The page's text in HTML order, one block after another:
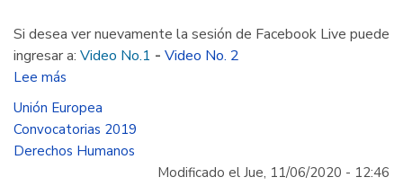
Si desea ver nuevamente la sesión de Facebook Live puede
ingresar a: Video No.1 - Video No. 2
Lee más
Colombia
acompaña
Unión Europea
Convocatorias 2019
Derechos Humanos
Modificado el Jue, 11/06/2020 - 12:46